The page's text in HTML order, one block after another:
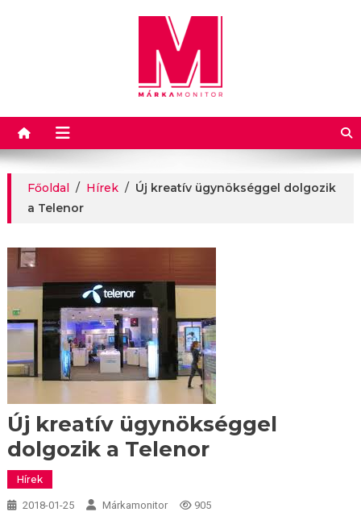
Márkamonitor
Főoldal / Hírek / Új kreatív ügynökséggel dolgozik
a Telenor
Új kreatív ügynökséggel
dolgozik a Telenor
Hírek
2018-01-25 Márkamonitor 905